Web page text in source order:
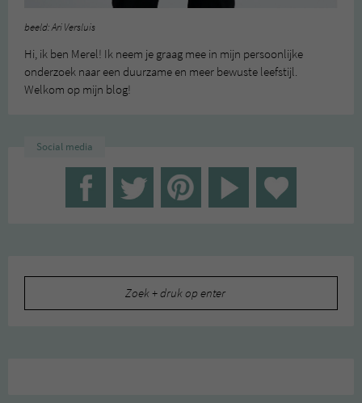
beeld: Ari Versluis
Hi, ik ben Merel! Ik neem je graag mee in mijn persoonlijke
onderzoek naar een duurzame en meer bewuste leefstijl.
Welkom op mijn blog!
Social media